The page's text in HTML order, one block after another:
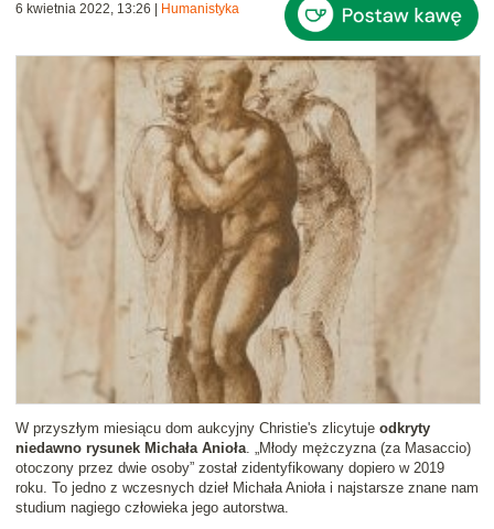
6 kwietnia 2022, 13:26 Humanistyka
W przyszłym miesiącu dom aukcyjny Christie's zlicytuje odkryty
niedawno rysunek Michała Anioła. „Młody mężczyzna (za Masaccio)
otoczony przez dwie osoby” został zidentyfikowany dopiero w 2019
roku. To jedno z wczesnych dzieł Michała Anioła i najstarsze znane nam
studium nagiego człowieka jego autorstwa.